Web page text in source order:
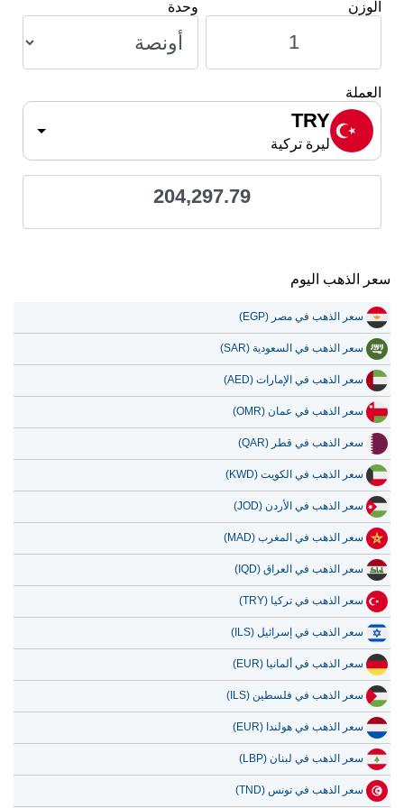
الوزن وحدة
العملة
TRY
ليرة تركية
204,297.79
سعر الذهب اليوم
سعر الذهب في مصر (EGP)
سعر الذهب في السعودية (SAR)
سعر الذهب في الإمارات (AED)
سعر الذهب في عمان (OMR)
سعر الذهب في قطر (QAR)
سعر الذهب في الكويت (KWD)
سعر الذهب في الأردن (JOD)
سعر الذهب في المغرب (MAD)
سعر الذهب في العراق (IQD)
سعر الذهب في تركيا (TRY)
سعر الذهب في إسرائيل (ILS)
سعر الذهب في ألمانيا (EUR)
سعر الذهب في فلسطين (ILS)
سعر الذهب في هولندا (EUR)
سعر الذهب في لبنان (LBP)
سعر الذهب في تونس (TND)